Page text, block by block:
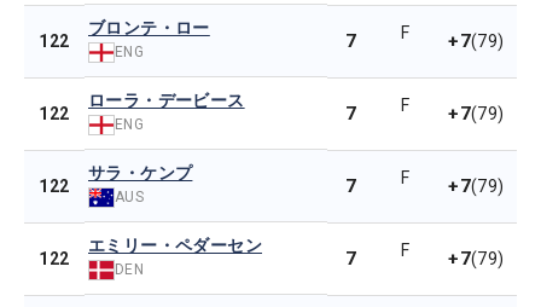
122
ブロンテ・ロー
ENG 7 F +7(79)
122
ローラ・デービース
ENG 7 F +7(79)
122
サラ・ケンプ
AUS 7 F +7(79)
122
エミリー・ペダーセン
DEN 7 F +7(79)